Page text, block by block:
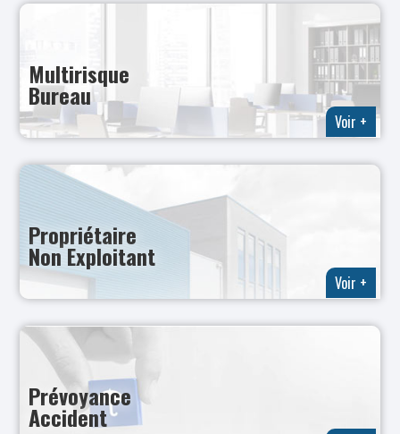
Multirisque
Bureau
Voir +
Propriétaire
Non Exploitant
Voir +
Prévoyance
Accident